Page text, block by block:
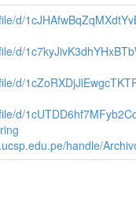
d/
d/
d/
d/
handle/